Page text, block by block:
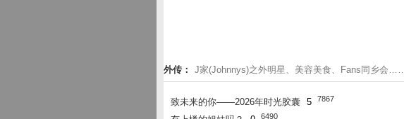
外传： J家(Johnnys)之外明星、美容美食、Fans同乡会……
致未来的你——2026年时光胶囊 5 7867
6490